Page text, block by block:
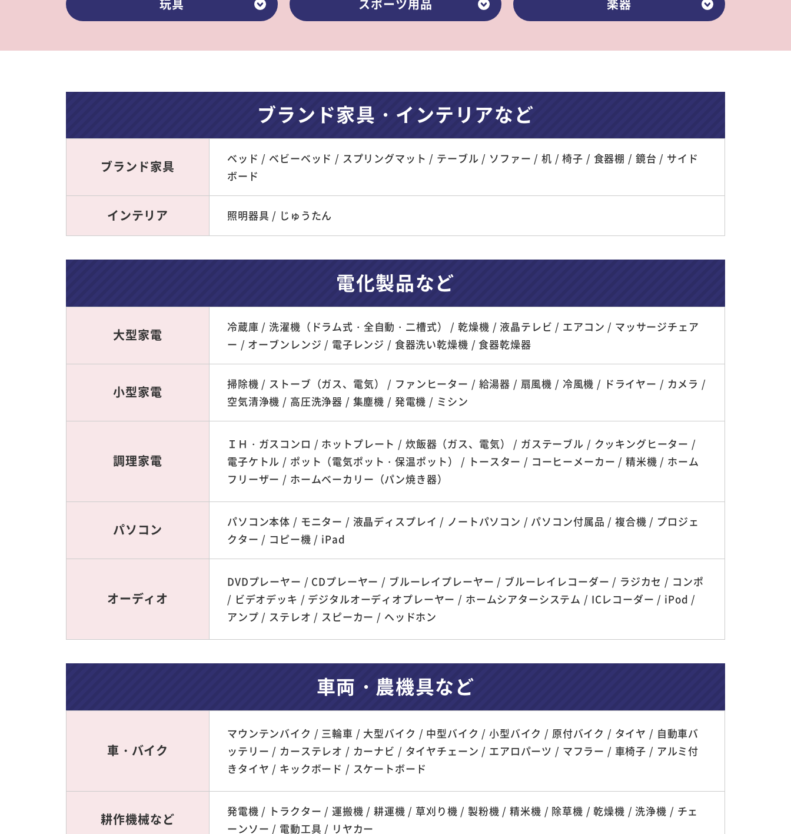
玩具
スポーツ用品 楽器
ブランド家具・インテリアなど
ブランド家具
ベッド / ベビーベッド / スプリングマット / テーブル / ソファー / 机 / 椅子 / 食器棚 / 鏡台 / サイド
ボード
インテリア 照明器具 / じゅうたん
電化製品など
大型家電
冷蔵庫 / 洗濯機（ドラム式・全自動・二槽式） / 乾燥機 / 液晶テレビ / エアコン / マッサージチェア
ー / オーブンレンジ / 電子レンジ / 食器洗い乾燥機 / 食器乾燥器
小型家電
掃除機 / ストーブ（ガス、電気） / ファンヒーター / 給湯器 / 扇風機 / 冷風機 / ドライヤー / カメラ /
空気清浄機 / 高圧洗浄器 / 集塵機 / 発電機 / ミシン
調理家電
ＩＨ・ガスコンロ / ホットプレート / 炊飯器（ガス、電気） / ガステーブル / クッキングヒーター /
電子ケトル / ポット（電気ポット・保温ポット） / トースター / コーヒーメーカー / 精米機 / ホーム
フリーザー / ホームベーカリー（パン焼き器）
パソコン
パソコン本体 / モニター / 液晶ディスプレイ / ノートパソコン / パソコン付属品 / 複合機 / プロジェ
クター / コピー機 / iPad
オーディオ
DVDプレーヤー / CDプレーヤー / ブルーレイプレーヤー / ブルーレイレコーダー / ラジカセ / コンポ
/ ビデオデッキ / デジタルオーディオプレーヤー / ホームシアターシステム / ICレコーダー / iPod /
アンプ / ステレオ / スピーカー / ヘッドホン
車両・農機具など
車・バイク
マウンテンバイク / 三輪車 / 大型バイク / 中型バイク / 小型バイク / 原付バイク / タイヤ / 自動車バ
ッテリー / カーステレオ / カーナビ / タイヤチェーン / エアロパーツ / マフラー / 車椅子 / アルミ付
きタイヤ / キックボード / スケートボード
耕作機械など
発電機 / トラクター / 運搬機 / 耕運機 / 草刈り機 / 製粉機 / 精米機 / 除草機 / 乾燥機 / 洗浄機 / チェ
ーンソー / 電動工具 / リヤカー